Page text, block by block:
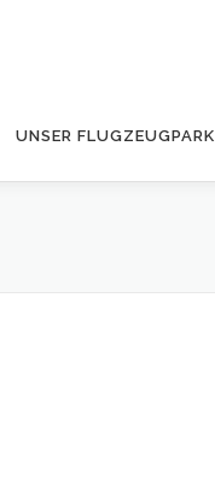
UNSER FLUGZEUGPARK